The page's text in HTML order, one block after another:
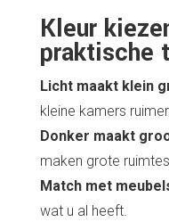
Kleur
praktische
Licht maakt klein
kleine kamers
Donker maakt
maken grote
Match met
wat u al heeft.